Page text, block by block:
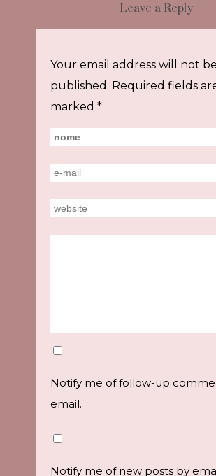
Leave a Reply
Your email address will not be
published. Required fields
marked *
Notify me of follow-up
email.
Notify me of new posts by